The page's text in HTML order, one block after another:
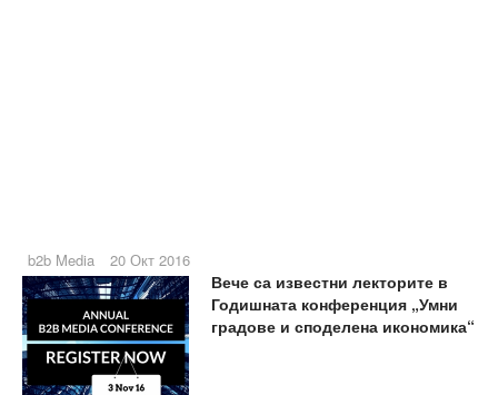
b2b Media 20 Окт 2016
Вече са известни лекторите в
Годишната конференция „Умни
градове и споделена икономика“